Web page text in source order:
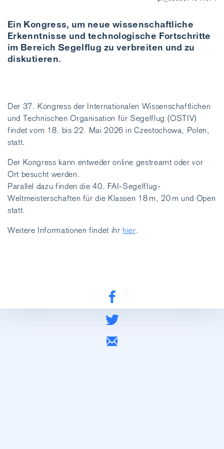
Ein Kongress, um neue wissenschaftliche
Erkenntnisse und technologische Fortschritte
im Bereich Segelflug zu verbreiten und zu
diskutieren.
Der 37. Kongress der Internationalen Wissenschaftlichen
und Technischen Organisation für Segelflug (OSTIV)
findet vom 18. bis 22. Mai 2026 in Czestochowa, Polen,
statt.
Der Kongress kann entweder online gestreamt oder vor
Ort besucht werden.
Parallel dazu finden die 40. FAI-Segelflug-
Weltmeisterschaften für die Klassen 18 m, 20 m und Open
statt.
Weitere Informationen findet ihr hier.